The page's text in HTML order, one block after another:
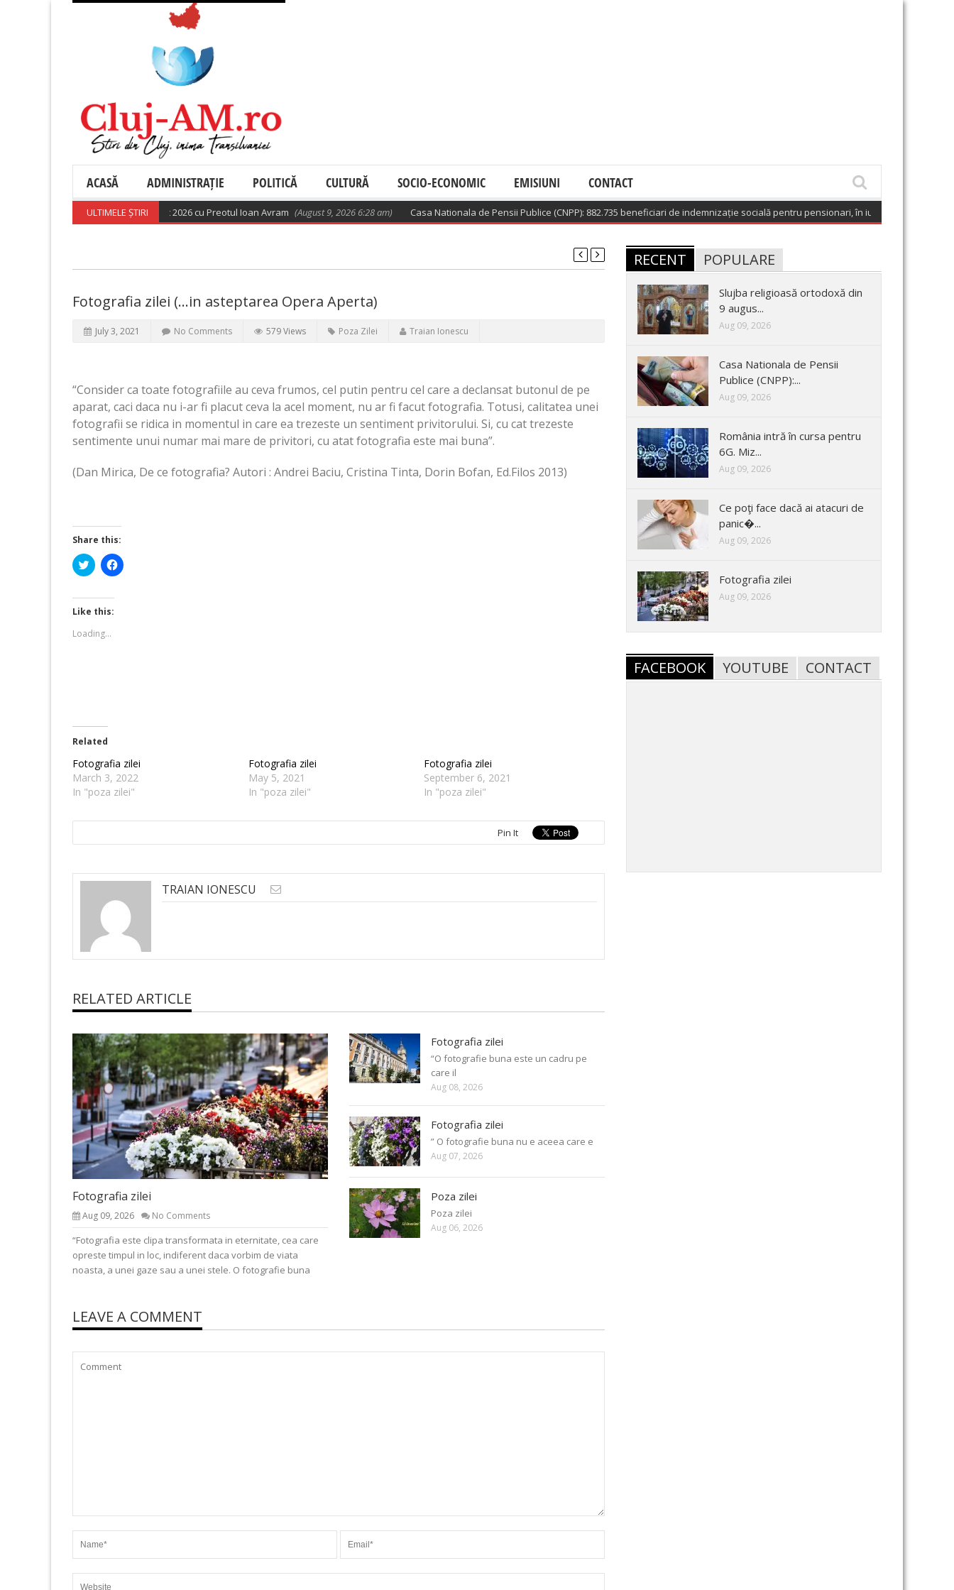
ACASĂ ADMINISTRAȚIE POLITICĂ CULTURĂ SOCIO-ECONOMIC EMISIUNI CONTACT
ULTIMELE ȘTIRI
religioasă ortodoxă din 9 august 2026 cu Preotul Ioan Avram (August 9, 2026 6:28 am) Casa Nationala de Pensii Publice (CNPP): 882.735 beneficiari de indemnizație socială pentru pensionari, în iunie 2026
Fotografia zilei (…in asteptarea Opera Aperta)
July 3, 2021 No Comments 579 Views Poza Zilei Traian Ionescu
“Consider ca toate fotografiile au ceva frumos, cel putin pentru cel care a declansat butonul de pe
aparat, caci daca nu i-ar fi placut ceva la acel moment, nu ar fi facut fotografia. Totusi, calitatea unei
fotografii se ridica in momentul in care ea trezeste un sentiment privitorului. Si, cu cat trezeste
sentimente unui numar mai mare de privitori, cu atat fotografia este mai buna”.
(Dan Mirica, De ce fotografia? Autori : Andrei Baciu, Cristina Tinta, Dorin Bofan, Ed.Filos 2013)
Share this:
Click
to
Twitter
(Opens
in
new
window)
Click
to
Like this:
Loading...
Related
Fotografia zilei
March 3, 2022
In "poza zilei"
Fotografia zilei
May 5, 2021
In "poza zilei"
Fotografia zilei
September 6, 2021
In "poza zilei"
Pin It
TRAIAN IONESCU
RELATED ARTICLE
Fotografia zilei
Aug 09, 2026 No Comments
“Fotografia este clipa transformata in eternitate, cea care
opreste timpul in loc, indiferent daca vorbim de viata
noasta, a unei gaze sau a unei stele. O fotografie buna
Fotografia zilei
“O fotografie buna este un cadru pe
care il
Aug 08, 2026
Fotografia zilei
” O fotografie buna nu e aceea care e
Aug 07, 2026
Poza zilei
Poza zilei
Aug 06, 2026
LEAVE A COMMENT
RECENT POPULARE
Slujba religioasă ortodoxă din
9 augus...
Aug 09, 2026
Casa Nationala de Pensii
Publice (CNPP):...
Aug 09, 2026
România intră în cursa pentru
6G. Miz...
Aug 09, 2026
Ce poţi face dacă ai atacuri de
panic�...
Aug 09, 2026
Fotografia zilei
Aug 09, 2026
FACEBOOK YOUTUBE CONTACT